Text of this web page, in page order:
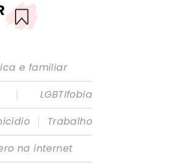
e familiar
|
LGBTIfobia
|
Trabalho
na internet